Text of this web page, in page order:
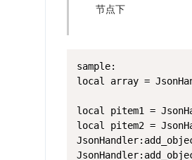
节点下
sample:
local array =
local pitem1 =
local pitem2 =